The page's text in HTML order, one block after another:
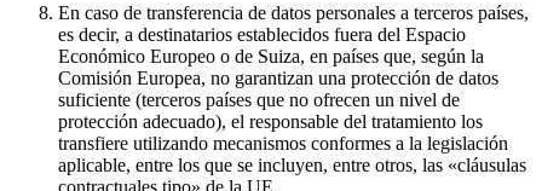
En caso de transferencia de datos personales a terceros países,
es decir, a destinatarios establecidos fuera del Espacio
Económico Europeo o de Suiza, en países que, según la
Comisión Europea, no garantizan una protección de datos
suficiente (terceros países que no ofrecen un nivel de
protección adecuado), el responsable del tratamiento los
transfiere utilizando mecanismos conformes a la legislación
aplicable, entre los que se incluyen, entre otros, las «cláusulas
contractuales tipo» de la UE.